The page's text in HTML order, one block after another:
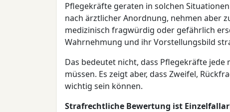
Pflegekräfte geraten in solchen
nach ärztlicher Anordnung, nehmen aber
medizinisch fragwürdig oder gefährlich
Wahrnehmung und ihr Vorstellungsbild
Das bedeutet nicht, dass Pflegekräfte
müssen. Es zeigt aber, dass Zweifel,
wichtig sein können.
Strafrechtliche Bewertung ist